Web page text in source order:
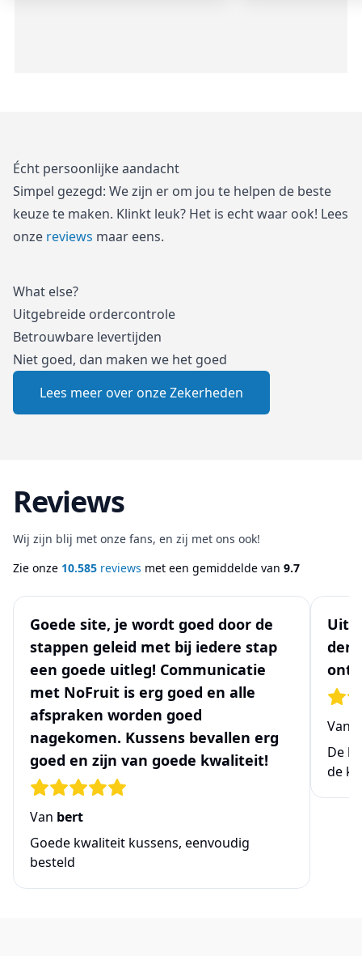
Écht persoonlijke aandacht
Simpel gezegd: We zijn er om jou te helpen de beste
keuze te maken. Klinkt leuk? Het is echt waar ook! Lees
onze reviews maar eens.
What else?
Uitgebreide ordercontrole
Betrouwbare levertijden
Niet goed, dan maken we het goed
Lees meer over onze Zekerheden
Reviews
Wij zijn blij met onze fans, en zij met ons ook!
Zie onze 10.585 reviews met een gemiddelde van 9.7
Goede site, je wordt goed door de
stappen geleid met bij iedere stap
een goede uitleg! Communicatie
met NoFruit is erg goed en alle
afspraken worden goed
nagekomen. Kussens bevallen erg
goed en zijn van goede kwaliteit!
Van bert
Goede kwaliteit kussens, eenvoudig
besteld
Van
De
de